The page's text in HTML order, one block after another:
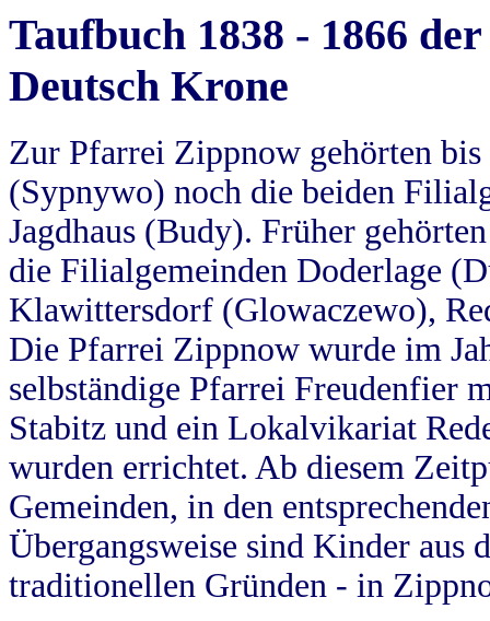
Taufbuch 1838 - 1866
Deutsch Krone
Zur Pfarrei Zippnow gehörten
(Sypnywo) noch die beiden
Jagdhaus (Budy). Früher
die Filialgemeinden Doderlage
Klawittersdorf (Glowaczewo),
Die Pfarrei Zippnow wurde im
selbständige Pfarrei Freudenfier
Stabitz und ein Lokalvikariat
wurden errichtet. Ab diesem
Gemeinden, in den
Übergangsweise sind Kinder aus
traditionellen Gründen - in